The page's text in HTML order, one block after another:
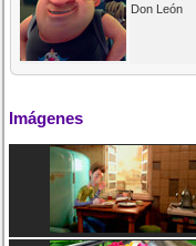
Don León
Imágenes